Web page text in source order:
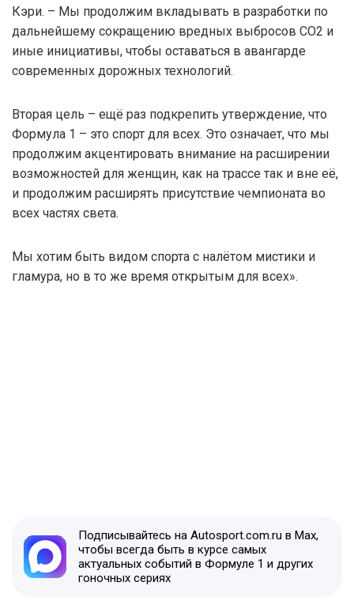
Кэри. – Мы продолжим вкладывать в разработки по
дальнейшему сокращению вредных выбросов CO2 и
иные инициативы, чтобы оставаться в авангарде
современных дорожных технологий.
Вторая цель – ещё раз подкрепить утверждение, что
Формула 1 – это спорт для всех. Это означает, что мы
продолжим акцентировать внимание на расширении
возможностей для женщин, как на трассе так и вне её,
и продолжим расширять присутствие чемпионата во
всех частях света.
Мы хотим быть видом спорта с налётом мистики и
гламура, но в то же время открытым для всех».
Подписывайтесь на Autosport.com.ru в Max,
чтобы всегда быть в курсе самых
актуальных событий в Формуле 1 и других
гоночных сериях